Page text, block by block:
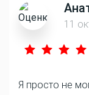
11
Я просто не